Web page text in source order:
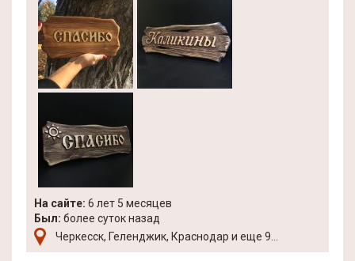
На сайте: 6 лет 5 месяцев
Был: более суток назад
Черкесск, Геленджик, Краснодар и еще 9...